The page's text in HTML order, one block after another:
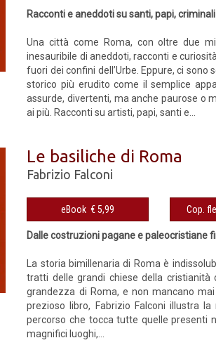
Racconti e aneddoti su santi, papi,
Una città come Roma, con oltre due
inesauribile di aneddoti, racconti e
fuori dei confini dell’Urbe. Eppure, ci
storico più erudito come il semplice
assurde, divertenti, ma anche paurose o
ai più. Racconti su artisti, papi, santi e...
Le basiliche di Roma
Fabrizio Falconi
eBook € 5,99
Dalle costruzioni pagane e paleocristiane
La storia bimillenaria di Roma è
tratti delle grandi chiese della cristianità
grandezza di Roma, e non mancano
prezioso libro, Fabrizio Falconi illustra
percorso che tocca tutte quelle presenti
magnifici luoghi,...